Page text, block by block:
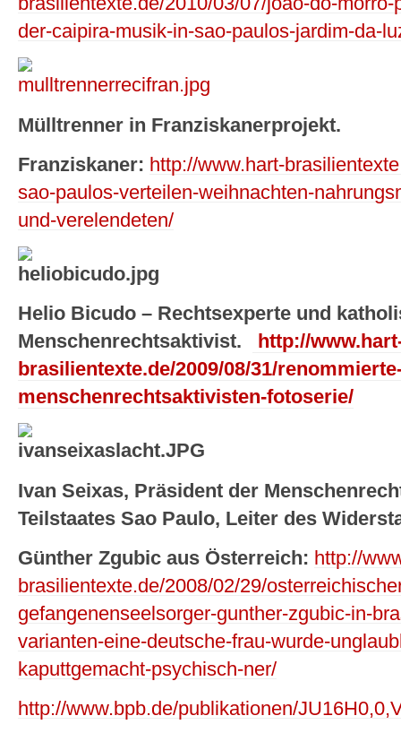
der-caipira-musik-in-sao-paulos-jardim-da-
Mülltrenner in Franziskanerprojekt.
Franziskaner: http://www.hart-
sao-paulos-verteilen-weihnachten-
und-verelendeten/
Helio Bicudo – Rechtsexperte und
Menschenrechtsaktivist.
http://
brasilientexte.de/2009/08/31/
menschenrechtsaktivisten-fotoserie/
Ivan Seixas, Präsident der
Teilstaates Sao Paulo, Leiter des
Günther Zgubic aus Österreich: http://
brasilientexte.de/2008/02/29/
gefangenenseelsorger-gunther-zgubic-in-
varianten-eine-deutsche-frau-wurde-
kaputtgemacht-psychisch-ner/
http://www.bpb.de/publikationen/